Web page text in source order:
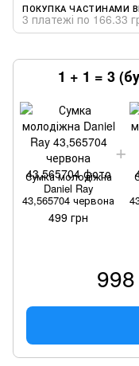
ПОКУПКА ЧАСТИНАМИ
3 платежі по 166.33
1 + 1 = 3
Сумка молодіжна
Daniel Ray
43,565704 червона
499 грн